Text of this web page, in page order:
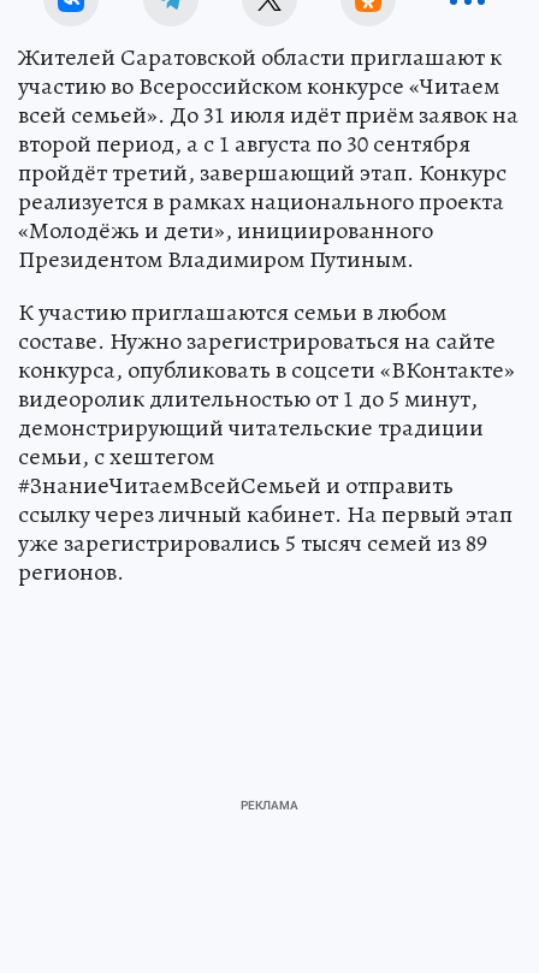
Жителей Саратовской области приглашают к
участию во Всероссийском конкурсе «Читаем
всей семьей». До 31 июля идёт приём заявок на
второй период, а с 1 августа по 30 сентября
пройдёт третий, завершающий этап. Конкурс
реализуется в рамках национального проекта
«Молодёжь и дети», инициированного
Президентом Владимиром Путиным.
К участию приглашаются семьи в любом
составе. Нужно зарегистрироваться на сайте
конкурса, опубликовать в соцсети «ВКонтакте»
видеоролик длительностью от 1 до 5 минут,
демонстрирующий читательские традиции
семьи, с хештегом
#ЗнаниеЧитаемВсейСемьей и отправить
ссылку через личный кабинет. На первый этап
уже зарегистрировались 5 тысяч семей из 89
регионов.